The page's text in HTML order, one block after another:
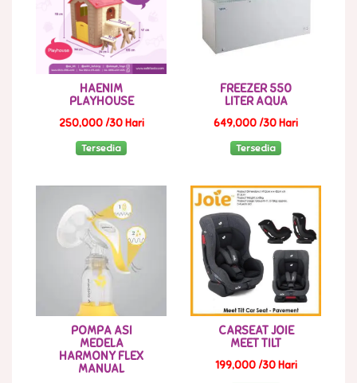
HAENIM
PLAYHOUSE
250,000 /30 Hari
Tersedia
FREEZER 550
LITER AQUA
649,000 /30 Hari
Tersedia
POMPA ASI
MEDELA
HARMONY FLEX
MANUAL
CARSEAT JOIE
MEET TILT
199,000 /30 Hari